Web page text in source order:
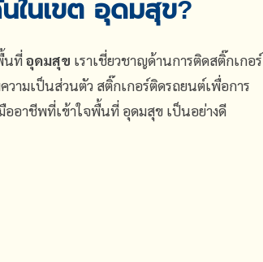
ในเขต อุดมสุข?
นที่อุดมสุข เราเชี่ยวชาญด้านการติดสติ๊กเกอร์
ามเป็นส่วนตัว สติ๊กเกอร์ติดรถยนต์เพื่อการ
อาชีพที่เข้าใจพื้นที่ อุดมสุข เป็นอย่างดี